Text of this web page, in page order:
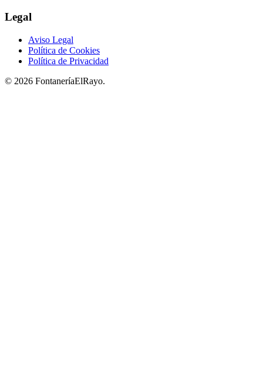
Legal
Aviso Legal
Política de Cookies
Política de Privacidad
© 2026 FontaneríaElRayo.